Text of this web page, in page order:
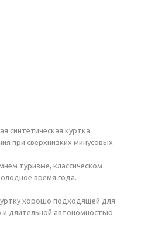
синтетическая куртка
при сверхнизких минусовых
туризме, классическом
время года.
хорошо подходящей для
и длительной автономностью.